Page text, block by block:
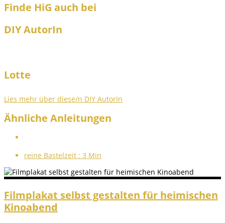
Finde HiG auch bei
DIY AutorIn
Lotte
Lies mehr über diese/n DIY AutorIn
Ähnliche Anleitungen
reine Bastelzeit : 3 Min
Filmplakat selbst gestalten für heimischen
Kinoabend